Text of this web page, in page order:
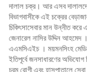
দালাল চক্র। আর এসব
বিভাগবাসীকে এই চক্রের
চিকিৎসাসেবার মান উন্নীত
জেনারেল নাসির উদ্দিন আহমেদ
এএমসিএইচ । ময়মনসিংহ
ইতিপূর্বে জনসাধারণের অভিযোগ
চরম রোগী এবং হাসপাতালে